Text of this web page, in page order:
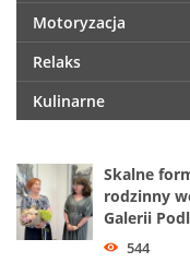
Motoryzacja
Relaks
Kulinarne
Skalne
rodzinny
Galerii
544